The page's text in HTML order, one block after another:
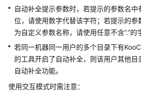
介
绍
最
新
动
自动补全提示参数时，若提示的参数名中
位，请使用数字代替该字符；若提示的参
为自定义参数名称，请使用任意不含“.”的
若同一机器同一用户的多个目录下有
的工具开启了自动补全，则该用户其他目
自动补全功能。
使用交互模式时需注意：